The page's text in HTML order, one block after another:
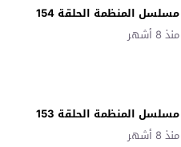
مسلسل المنظمة الحلقة 154
منذ 8 أشهر
مسلسل المنظمة الحلقة 153
منذ 8 أشهر